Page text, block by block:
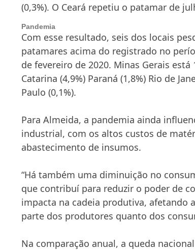
(0,3%). O Ceará repetiu o patamar de
Pandemia
Com esse resultado, seis dos locais
patamares acima do registrado no
de fevereiro de 2020. Minas Gerais está
Catarina (4,9%) Paraná (1,8%) Rio de
Paulo (0,1%).
Para Almeida, a pandemia ainda
industrial, com os altos custos de
abastecimento de insumos.
“Há também uma diminuição no
que contribuí para reduzir o poder de
impacta na cadeia produtiva, afetando
parte dos produtores quanto dos
Na comparação anual, a queda